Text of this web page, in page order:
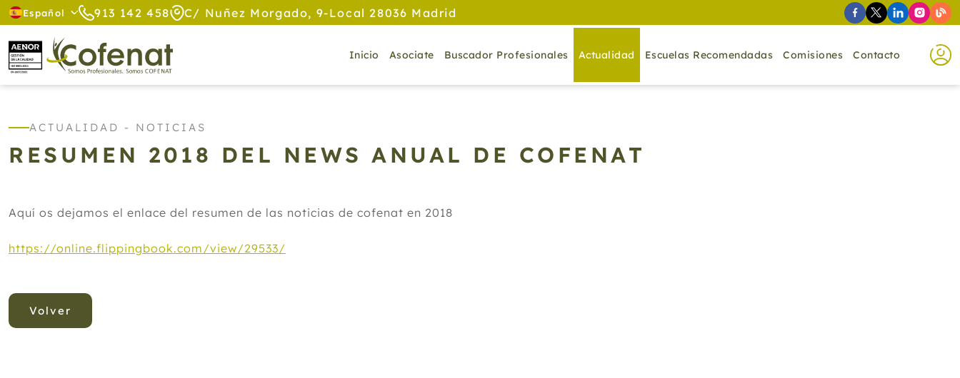
Español 913 142 458 C/ Nuñez Morgado, 9-Local 28036 Madrid
Inicio Asociate Buscador Profesionales Actualidad Escuelas Recomendadas Comisiones Contacto
ACTUALIDAD - NOTICIAS
RESUMEN 2018 DEL NEWS ANUAL DE COFENAT
Aquí os dejamos el enlace del resumen de las noticias de cofenat en 2018
https://online.flippingbook.com/view/29533/
Volver